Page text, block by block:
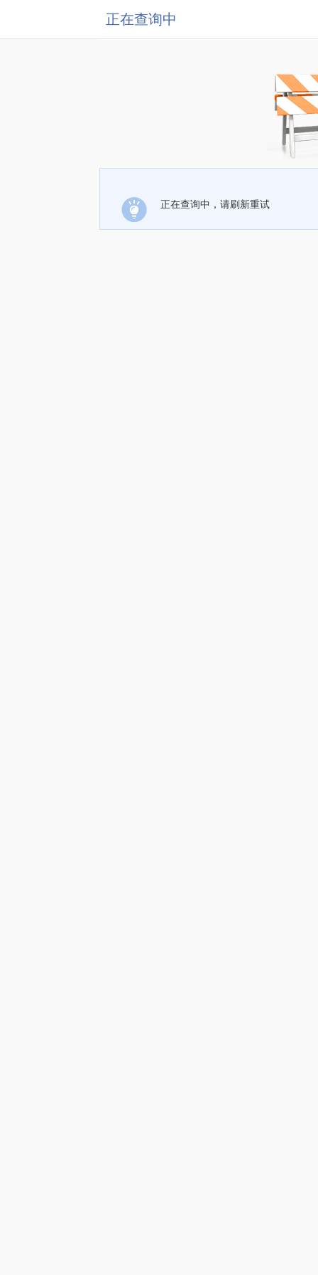
正在查询中
正在查询中，请刷新重试